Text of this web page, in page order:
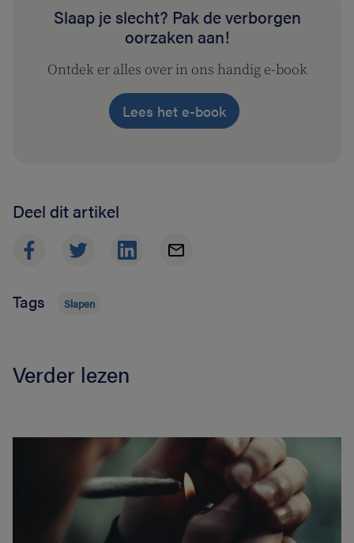
Slaap je slecht? Pak de verborgen
oorzaken aan!
Ontdek er alles over in ons handig e-book
Lees het e-book
Deel dit artikel
Tags Slapen
Verder lezen